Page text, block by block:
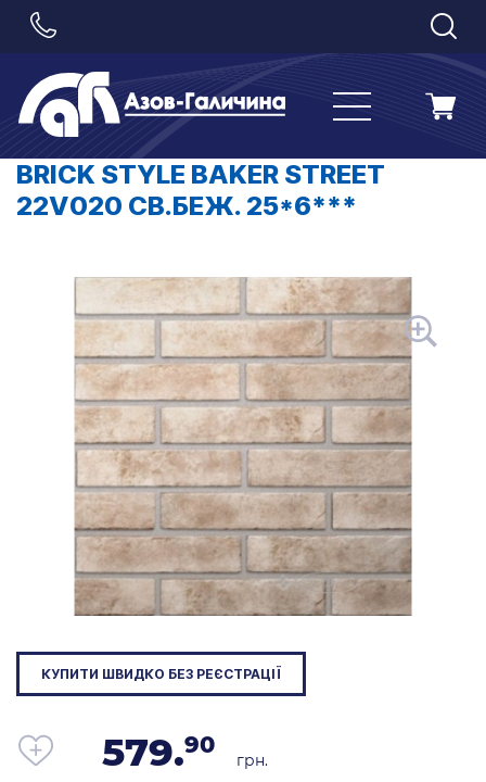
BRICK STYLE BAKER STREET
22V020 СВ.БЕЖ. 25*6***
КУПИТИ ШВИДКО БЕЗ РЕЄСТРАЦІЇ
579.90
грн.